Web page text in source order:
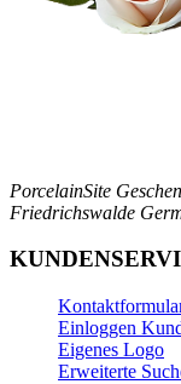
PorcelainSite
Friedrichswalde
Einloggen
Eigenes Logo
Erweiterte